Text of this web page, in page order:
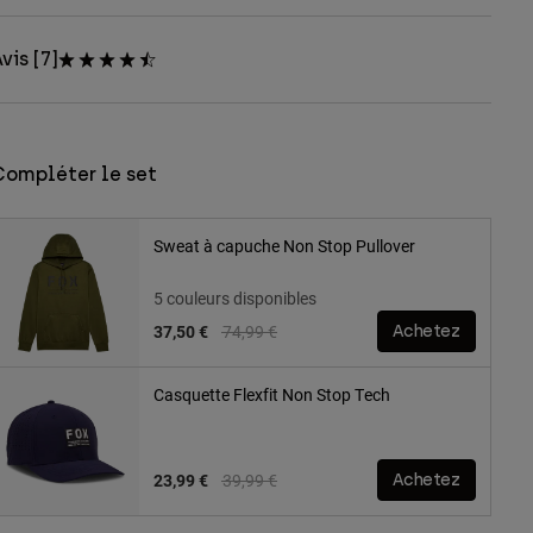
[7]
le set
Sweat à capuche Non Stop Pullover
5 couleurs disponibles
Price reduced from
74,99 €to
37,50 € Achetez
Casquette Flexfit Non Stop Tech
Price reduced from
39,99 €to
23,99 € Achetez